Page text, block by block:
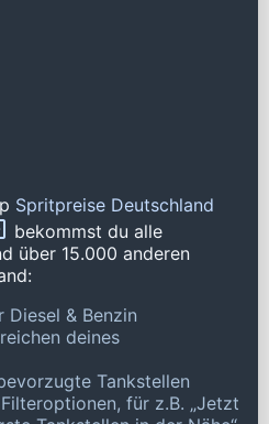
Spritpreise Deutschland
bekommst du alle
über 15.000 anderen
& Benzin
deines
Tankstellen
für z.B. „Jetzt